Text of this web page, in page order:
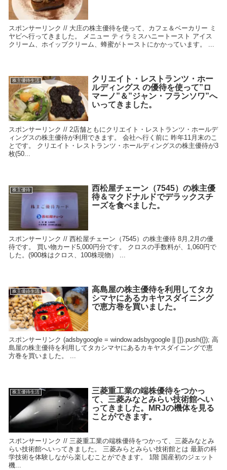
スポンサーリンク // 大庄の株主優待を使って、カフェ＆ベーカリー ミ
ヤビへ行ってきました。 メニュー ティラミスハニートースト アイス
クリーム、ホイップクリーム、蜂蜜がトーストにかかっています。 ...
株主優待生活
クリエイト・レストランツ・ホー
ルディングス の優待を使って”ロ
マーノ”＆”ジャン・フランソワ”へ
いってきました。
スポンサーリンク // 2店舗ともにクリエイト・レストランツ・ホールデ
ィングスの株主優待が利用できます。 会社へ行く前に 昨年11月末のこ
とです。 クリエイト・レストランツ・ホールディングスの株主優待が3
枚(50...
株主優待
西松屋チェーン（7545）の株主優
待＆マクドナルドでデラックスチ
ーズを食べました。
スポンサーリンク // 西松屋チェーン（7545）の株主優待 8月,2月の優
待です。 買い物カード5,000円分です。 クロスの手数料が、1,060円で
した。(900株はクロス、100株現物） ...
株主優待生活
高島屋の株主優待を利用してタカ
シマヤにあるカキヤスダイニング
で恵方巻を買いました。
スポンサーリンク (adsbygoogle = window.adsbygoogle || []).push({}); 高
島屋の株主優待を利用してタカシマヤにあるカキヤスダイニングで恵
方巻を買いました。 ...
株主優待生活
三菱重工業の端株優待をつかっ
て、三菱みなとみらい技術館へい
ってきました。MRJの機体を見る
ことができます。
スポンサーリンク // 三菱重工業の端株優待をつかって、三菱みなとみ
らい技術館へいってきました。 三菱みらとみらい技術館とは 最新の科
学技術を体験しながら楽しむことができます。 1階 国産初のジェット
機...